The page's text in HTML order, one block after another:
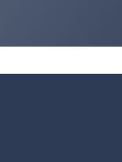
electrónico